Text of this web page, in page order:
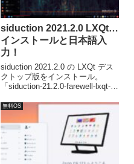
siduction 2021.2.0 LXQt…
インストールと日本語入
力！
siduction 2021.2.0 の LXQt デス
クトップ版をインストール。
「siduction-21.2.0-farewell-lxqt-
イルを利用しています。
無料OS